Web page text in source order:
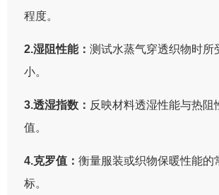
程度。
2.湿阻性能：测试水蒸气穿透织物时所
小。
3.透湿指数： 反映材料透湿性能与热阻
值。
4.克罗值：衡量服装或织物保暖性能的
标。